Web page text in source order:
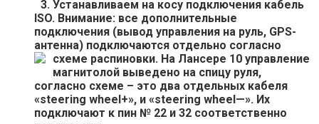
Устанавливаем на косу подключения кабель
ISO. Внимание: все дополнительные
подключения (вывод управления на руль, GPS-
антенна) подключаются отдельно согласно
схеме распиновки. На Лансере 10 управление
магнитолой выведено на спицу руля,
согласно схеме – это два отдельных кабеля
«steering wheel+», и «steering wheel—». Их
подключают к пин № 22 и 32 соответственно